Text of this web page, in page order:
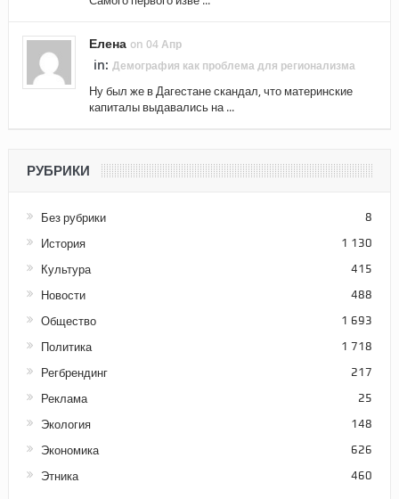
Елена on 04 Апр
in: Демография как проблема для регионализма
Ну был же в Дагестане скандал, что материнские
капиталы выдавались на ...
РУБРИКИ
Без рубрики 8
История 1 130
Культура 415
Новости 488
Общество 1 693
Политика 1 718
Регбрендинг 217
Реклама 25
Экология 148
Экономика 626
Этника 460